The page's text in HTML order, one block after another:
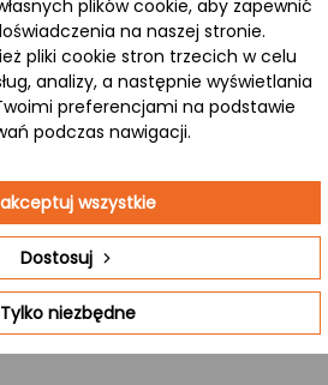
się jednolitą
sęków, podczas gdy strona
naturalne sęki, zróżnicowaną
przebarwienia.
schodów drewnianych. Jeśli
wykonanych na zamówienie,
elementy – od stopni i podstopni,
tralki – Jeśli chcesz otrzymać
na stronę
plików cookie, aby zapewnić
na naszej stronie.
pliki cookie stron trzecich w celu
analizy, a następnie wyświetlania
preferencjami na podstawie
podczas nawigacji.
Tylko niezbędne
Dostosuj
wszystkie